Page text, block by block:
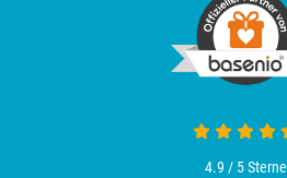
4.9 / 5Sterne